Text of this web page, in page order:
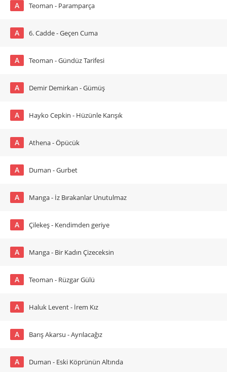
A Teoman - Paramparça
A 6. Cadde - Geçen Cuma
A Teoman - Gündüz Tarifesi
A Demir Demirkan - Gümüş
A Hayko Cepkin - Hüzünle Karışık
A Athena - Öpücük
A Duman - Gurbet
A Manga - İz Bırakanlar Unutulmaz
A Çilekeş - Kendimden geriye
A Manga - Bir Kadın Çizeceksin
A Teoman - Rüzgar Gülü
A Haluk Levent - İrem Kız
A Barış Akarsu - Ayrılacağız
A Duman - Eski Köprünün Altında